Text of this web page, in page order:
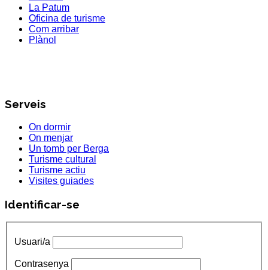
La Patum
Oficina de turisme
Com arribar
Plànol
Serveis
On dormir
On menjar
Un tomb per Berga
Turisme cultural
Turisme actiu
Visites guiades
Identificar-se
Usuari/a
Contrasenya